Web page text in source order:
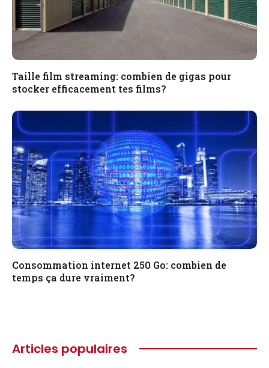
Taille film streaming: combien de gigas pour
stocker efficacement tes films?
Consommation internet 250 Go: combien de
temps ça dure vraiment?
Articles populaires